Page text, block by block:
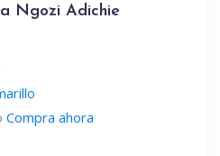
Ngozi Adichie
Compra ahora